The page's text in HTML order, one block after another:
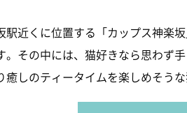
駅近くに位置する「カップス神楽
。その中には、猫好きなら思わず
癒しのティータイムを楽しめそう